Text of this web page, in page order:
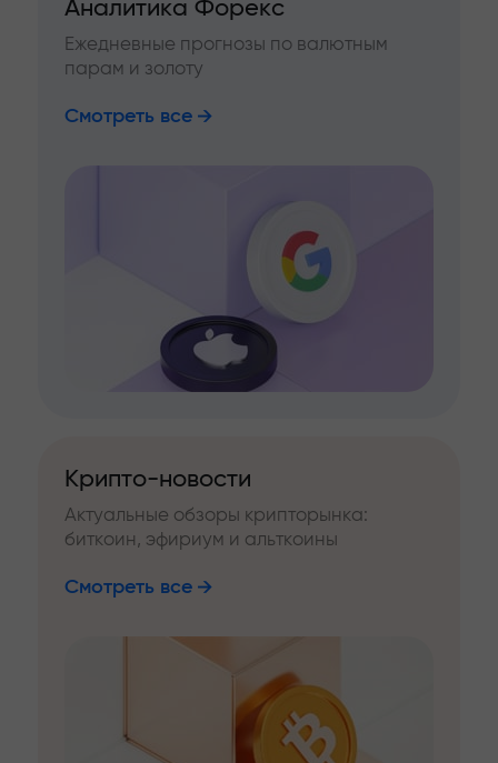
Аналитика Форекс
Ежедневные прогнозы по валютным
парам и золоту
Смотреть все
Крипто-новости
Актуальные обзоры крипторынка:
биткоин, эфириум и альткоины
Смотреть все